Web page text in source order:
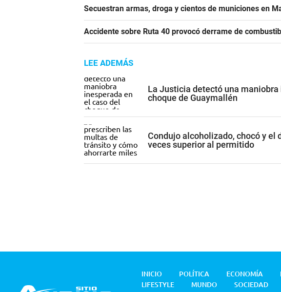
Secuestran armas, droga y cientos de municiones en
Accidente sobre Ruta 40 provocó derrame de
LEE ADEMÁS
La Justicia detectó una
choque de Guaymallén
Condujo alcoholizado, chocó y el
veces superior al permitido
INICIO POLÍTICA ECONOMÍA
LIFESTYLE
MUNDO SOCIEDAD